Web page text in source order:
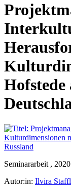
Hofstede
Seminararbeit ,
Autor:in: Ilvira